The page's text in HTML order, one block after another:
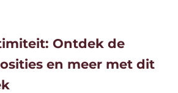
Ontdek de
en meer met dit